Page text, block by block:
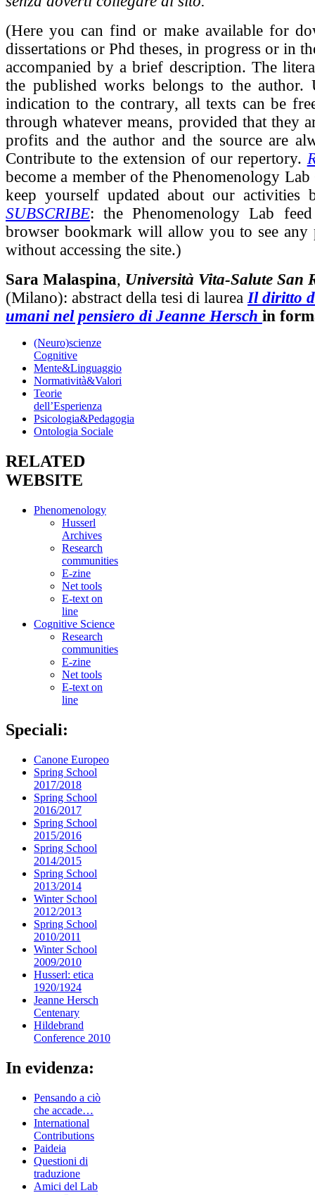
(Here you can find or make available for
dissertations or Phd theses, in progress or in
accompanied by a brief description. The
the published works belongs to the author.
indication to the contrary, all texts can be
through whatever means, provided that they
profits and the author and the source are
Contribute to the extension of our repertory.
become a member of the Phenomenology
keep yourself updated about our activities
SUBSCRIBE: the Phenomenology Lab
browser bookmark will allow you to see any
without accessing the site.)
Sara Malaspina, Università Vita-Salute San
(Milano): abstract della tesi di laureaIl diritto
umani nel pensiero di Jeanne Hersch in
(Neuro)scienze
Cognitive
Mente&Linguaggio
Normatività&Valori
Teorie
dell’Esperienza
Psicologia&Pedagogia
Ontologia Sociale
RELATED
WEBSITE
Phenomenology
Husserl
Archives
Research
communities
E-zine
Net tools
E-text on
line
Cognitive Science
Research
communities
E-zine
Net tools
E-text on
line
Speciali:
Canone Europeo
Spring School
2017/2018
Spring School
2016/2017
Spring School
2015/2016
Spring School
2014/2015
Spring School
2013/2014
Winter School
2012/2013
Spring School
2010/2011
Winter School
2009/2010
Husserl: etica
1920/1924
Jeanne Hersch
Centenary
Hildebrand
Conference 2010
In evidenza:
Pensando a ciò
che accade…
International
Contributions
Paideia
Questioni di
traduzione
Amici del Lab